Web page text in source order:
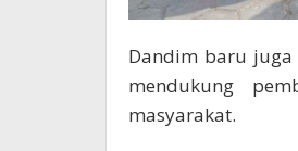
Dandim baru juga
mendukung
masyarakat.